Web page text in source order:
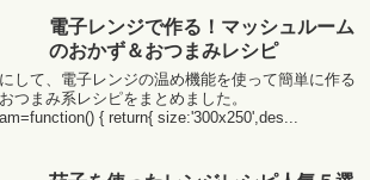
電子レンジで作る！マッシュルーム
のおかず＆おつまみレシピ
して、電子レンジの温め機能を使って簡単に作る
つまみ系レシピをまとめました。
{ return{ size:'300x250',des...